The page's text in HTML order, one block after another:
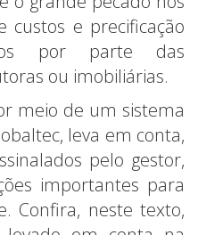
custos e precificação
por parte das
ou imobiliárias.
meio de um sistema
leva em conta,
pelo gestor,
importantes para
Confira, neste texto,